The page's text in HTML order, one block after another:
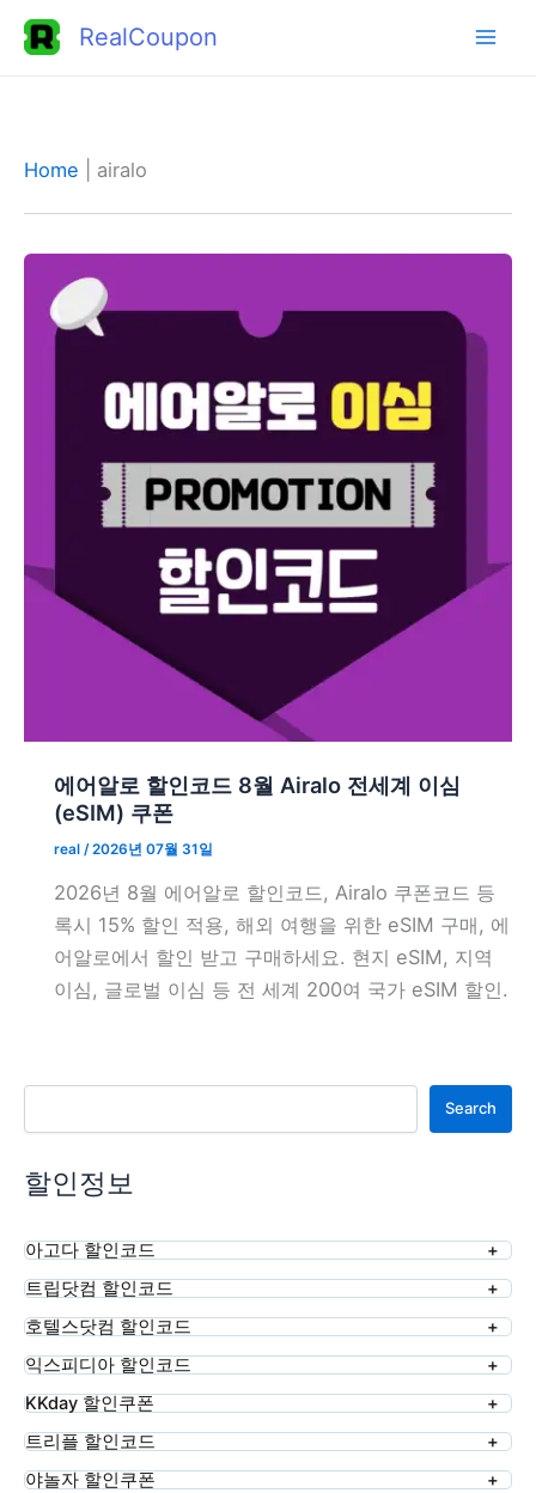
RealCoupon
Home airalo
에어알로 할인코드 8월 Airalo 전세계 이심
(eSIM) 쿠폰
real /2026년 07월 31일
2026년 8월 에어알로 할인코드, Airalo 쿠폰코드 등
록시 15% 할인 적용, 해외 여행을 위한 eSIM 구매, 에
어알로에서 할인 받고 구매하세요. 현지 eSIM, 지역
이심, 글로벌 이심 등 전 세계 200여 국가 eSIM 할인.
검색
Search
할인정보
아고다 할인코드
트립닷컴 할인코드
호텔스닷컴 할인코드
익스피디아 할인코드
KKday 할인쿠폰
트리플 할인코드
야놀자 할인쿠폰